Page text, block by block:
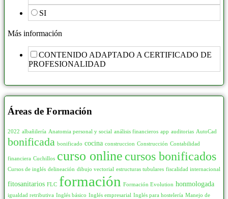
ARTES GRÁFICAS, IMAGEN Y SONIDO
Escenografía1
Cocina presencial
Atención al Cliente
24
Bingo10
Comercio y Marketing339
Control de Almacén17
90
957
100369
1059
1154
120234
125
1261
13047
14048
SI
Más información
CONTENIDO ADAPTADO A CERTIFICADO DE
PROFESIONALIDAD
Áreas de Formación
2022 albañilería Anatomia personal y social análisis financieros app auditorias AutoCad
bonificada bonificado cocina construccion Construcción Contabilidad
financiera Cuchillos curso online cursos bonificados
Cursos de inglés delineación dibujo vectorial estructuras tubulares fiscalidad internacional
fitosanitarios FLC formación Formación Evolution honmologada
igualdad retributiva Inglés básico Inglés empresarial Inglés para hostelería Manejo de